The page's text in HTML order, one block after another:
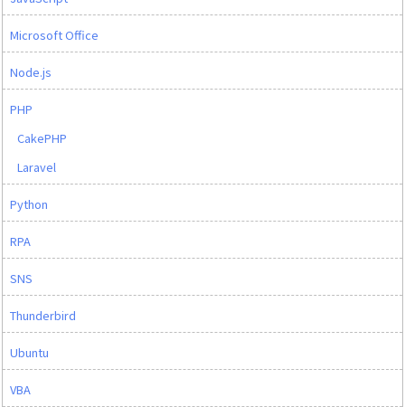
Microsoft Office
Node.js
PHP
CakePHP
Laravel
Python
RPA
SNS
Thunderbird
Ubuntu
VBA